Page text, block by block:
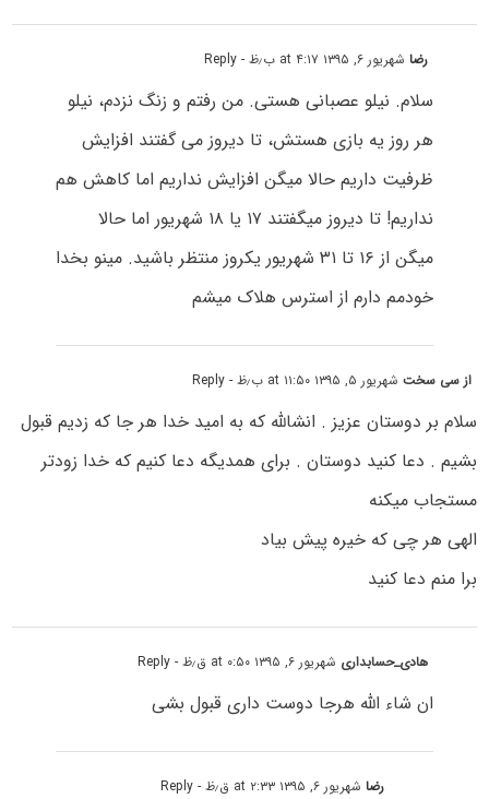
رضاشهریور ۶, ۱۳۹۵ at ۴:۱۷ ب٫ظ - Reply
سلام. نیلو عصبانی هستی. من رفتم و زنگ نزدم، نیلو
هر روز یه بازی هستش، تا دیروز می گفتند افزایش
ظرفیت داریم حالا میگن افزایش نداریم اما کاهش هم
نداریم! تا دیروز میگفتند ۱۷ یا ۱۸ شهریور اما حالا
میگن از ۱۶ تا ۳۱ شهریور یکروز منتظر باشید. مینو بخدا
خودمم دارم از استرس هلاک میشم
از سی سختشهریور ۵, ۱۳۹۵ at ۱۱:۵۰ ب٫ظ - Reply
سلام بر دوستان عزیز . انشالله که به امید خدا هر جا که زدیم قبول
بشیم . دعا کنید دوستان . برای همدیگه دعا کنیم که خدا زودتر
مستجاب میکنه
الهی هر چی که خیره پیش بیاد
برا منم دعا کنید
هادی_حسابداری شهریور ۶, ۱۳۹۵ at ۰:۵۰ ق٫ظ - Reply
ان شاء الله هرجا دوست داری قبول بشی
رضاشهریور ۶, ۱۳۹۵ at ۲:۳۳ ق٫ظ - Reply